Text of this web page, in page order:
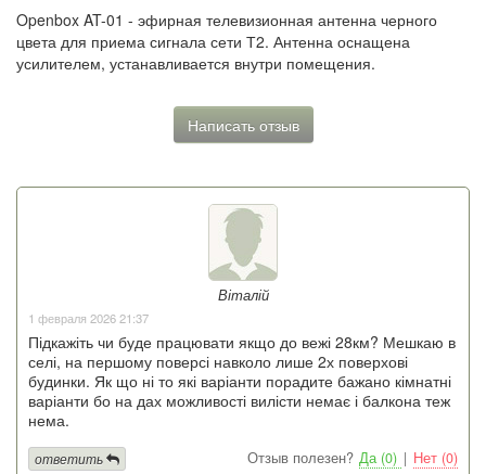
Openbox AT-01 - эфирная телевизионная антенна черного
цвета для приема сигнала сети Т2. Антенна оснащена
усилителем, устанавливается внутри помещения.
Написать отзыв
Віталій
1 февраля 2026 21:37
Підкажіть чи буде працювати якщо до вежі 28км? Мешкаю в
селі, на першому поверсі навколо лише 2х поверхові
будинки. Як що ні то які варіанти порадите бажано кімнатні
варіанти бо на дах можливості вилісти немає і балкона теж
нема.
Отзыв полезен? Да (0) | Нет (0)
ответить